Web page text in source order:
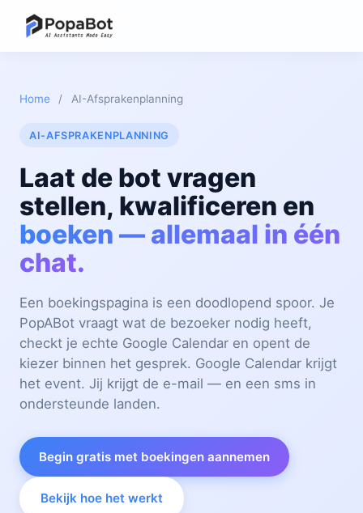
Home / AI-Afsprakenplanning
AI-AFSPRAKENPLANNING
Laat de bot vragen
stellen, kwalificeren en
boeken — allemaal in één
chat.
Een boekingspagina is een doodlopend spoor. Je
PopABot vraagt wat de bezoeker nodig heeft,
checkt je echte Google Calendar en opent de
kiezer binnen het gesprek. Google Calendar krijgt
het event. Jij krijgt de e-mail — en een sms in
ondersteunde landen.
Begin gratis met boekingen aannemen
Bekijk hoe het werkt